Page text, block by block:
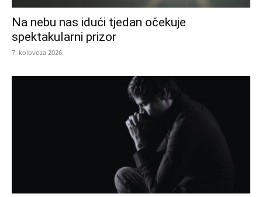
Na nebu nas idući tjedan očekuje
spektakularni prizor
7. kolovoza 2026.